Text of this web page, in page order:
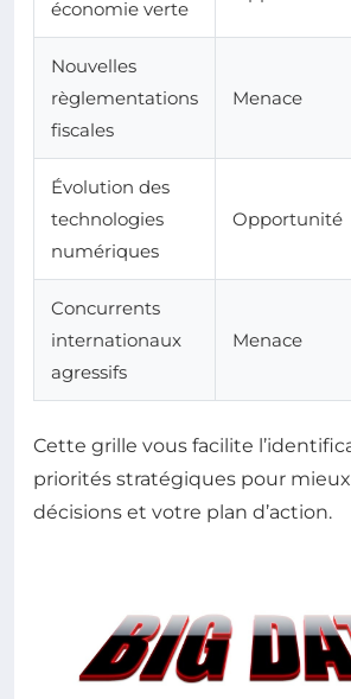
économie verte
Nouvelles
règlementations
fiscales
Menace
Évolution des
technologies
numériques
Opportunité
Concurrents
internationaux
agressifs
Menace
Cette grille vous facilite
priorités stratégiques pour
décisions et votre plan d’action.